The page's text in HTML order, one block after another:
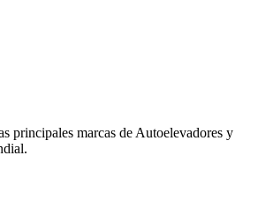
principales marcas de Autoelevadores y